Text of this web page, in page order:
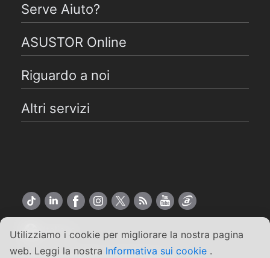
Utilizziamo i cookie per migliorare la nostra pagina
web. Leggi la nostra Informativa sui cookie .
Serve Aiuto?
ASUSTOR Online
Riguardo a noi
Altri servizi
Italiano